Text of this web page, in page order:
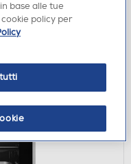
base alle tue
policy per